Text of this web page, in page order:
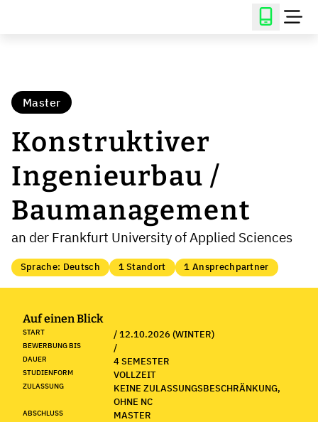
Master
Konstruktiver
Ingenieurbau /
Baumanagement
an der Frankfurt University of Applied Sciences
Sprache: Deutsch 1 Standort 1 Ansprechpartner
Auf einen Blick
START / 12.10.2026 (WINTER)
BEWERBUNG BIS /
DAUER 4 SEMESTER
STUDIENFORM VOLLZEIT
ZULASSUNG
KEINE ZULASSUNGSBESCHRÄNKUNG,
OHNE NC
ABSCHLUSS MASTER